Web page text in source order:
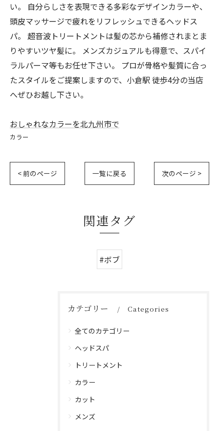
い。 自分らしさを表現できる多彩なデザインカラーや、
頭皮マッサージで疲れをリフレッシュできるヘッドス
パ。 超音波トリートメントは髪の芯から補修されまとま
りやすいツヤ髪に。 メンズカジュアルも得意で、スパイ
ラルパーマ等もお任せ下さい。 プロが骨格や髪質に合っ
たスタイルをご提案しますので、小倉駅 徒歩4分の当店
へぜひお越し下さい。
おしゃれなカラーを北九州市で
カラー
< 前のページ 一覧に戻る 次のページ >
関連タグ
#ボブ
カテゴリー Categories
全てのカテゴリー
ヘッドスパ
トリートメント
カラー
カット
メンズ